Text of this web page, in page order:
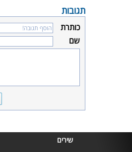
תגובות
כותרת
שם
שירים